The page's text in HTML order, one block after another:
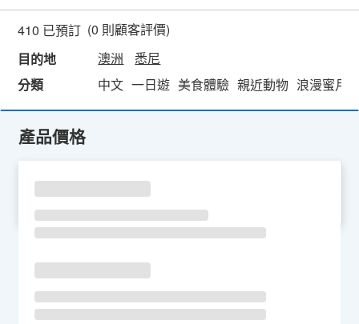
410 已預訂 (0 則顧客評價)
目的地
澳洲
悉尼
分類
中文 一日遊 美食體驗 親近動物 浪漫蜜月
產品價格